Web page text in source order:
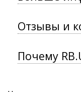
Отзывы и
Почему